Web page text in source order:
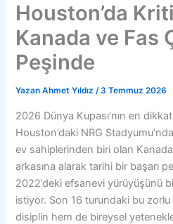
Houston’da
Kanada ve Fas
Peşinde
Yazan Ahmet Yıldız/3 Temmuz 2026
2026 Dünya Kupası’nın en
Houston’daki NRG
ev sahiplerinden biri olan
arkasına alarak tarihi bir başarı
2022’deki efsanevi yürüyüşünü
istiyor. Son 16 turundaki bu
disiplin hem de bireysel